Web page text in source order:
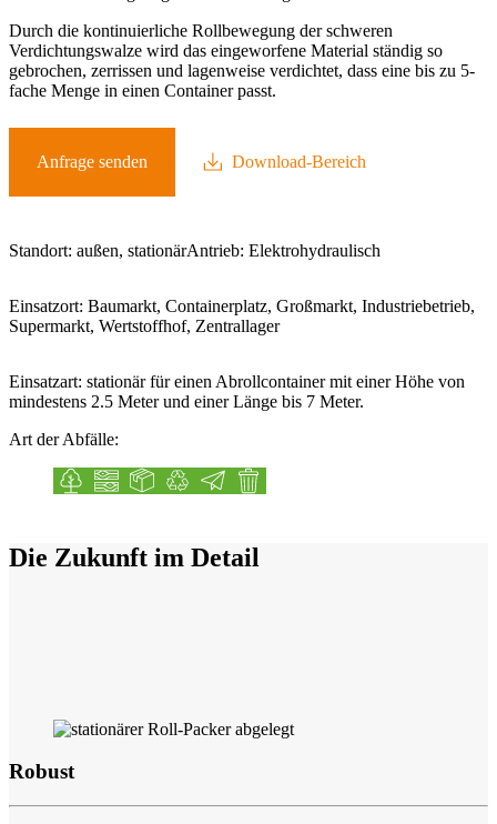
Durch die kontinuierliche Rollbewegung der schweren
Verdichtungswalze wird das eingeworfene Material ständig so
gebrochen, zerrissen und lagenweise verdichtet, dass eine bis zu 5-
fache Menge in einen Container passt.
Anfrage senden Download-Bereich
Standort: außen, stationärAntrieb: Elektrohydraulisch
Einsatzort: Baumarkt, Containerplatz, Großmarkt, Industriebetrieb,
Supermarkt, Wertstoffhof, Zentrallager
Einsatzart: stationär für einen Abrollcontainer mit einer Höhe von
mindestens 2.5 Meter und einer Länge bis 7 Meter.
Art der Abfälle:
Grünabfälle
Holzabfälle
Kartonage
Kunststoff
Papier
Restmüll
Die Zukunft im Detail
Robust